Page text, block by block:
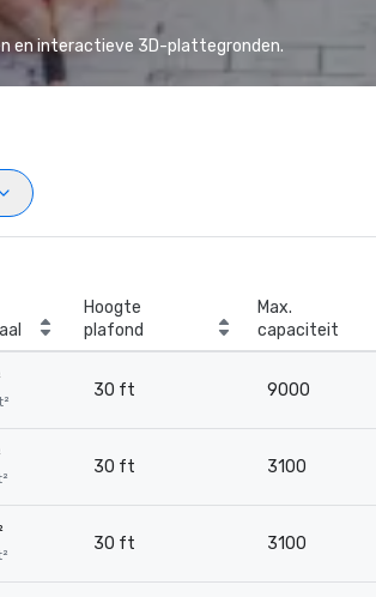
en interactieve 3D-plattegronden.
Hoogte
plafond
Max.
capaciteit
30 ft 9000
30 ft 3100
30 ft 3100